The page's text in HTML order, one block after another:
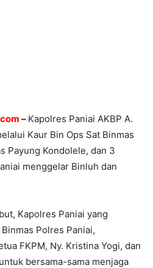
– Kapolres Paniai AKBP A.
Kaur Bin Ops Sat Binmas
Payung Kondolele, dan 3
menggelar Binluh dan
Kapolres Paniai yang
Polres Paniai,
FKPM, Ny. Kristina Yogi, dan
bersama-sama menjaga